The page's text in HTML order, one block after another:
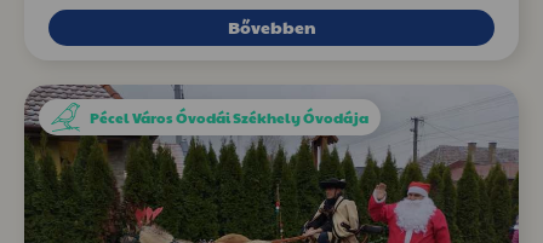
Bővebben
Pécel Város Óvodái Székhely Óvodája